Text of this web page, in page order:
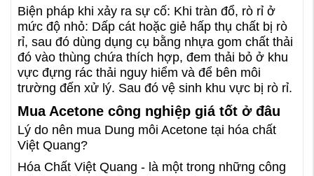
Biện pháp khi xảy ra sự cố: Khi tràn đổ, rò rỉ ở
mức độ nhỏ: Dấp cát hoặc giẻ hấp thụ chất bị rò
rỉ, sau đó dùng dụng cụ bằng nhựa gom chất thải
đó vào thùng chứa thích hợp, đem thải bỏ ở khu
vực đựng rác thải nguy hiểm và để bên môi
trường đến xử lý. Sau đó vệ sinh khu vực bị rò rỉ.
Mua Acetone công nghiệp giá tốt ở đâu
Lý do nên mua Dung môi Acetone tại hóa chất
Việt Quang?
Hóa Chất Việt Quang - là một trong những công